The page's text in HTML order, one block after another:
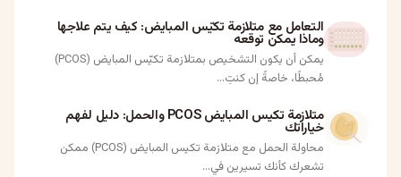
التعامل مع متلازمة تكيّس المبايض: كيف يتم علاجها
وماذا يمكن توقعه
يمكن أن يكون التشخيص بمتلازمة تكيّس المبايض (PCOS)
مُحبطًا، خاصةً إن كنتِ...
متلازمة تكيس المبايض PCOS والحمل: دليل لفهم
خياراتك
محاولة الحمل مع متلازمة تكيس المبايض (PCOS) ممكن
تشعرك كأنك تسيرين في...